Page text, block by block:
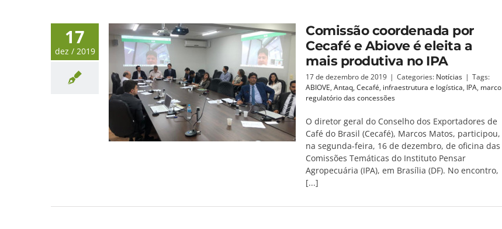
17
dez / 2019
Comissão coordenada por
Cecafé e Abiove é eleita a
mais produtiva no IPA
17 de dezembro de 2019 | Categories: Notícias | Tags:
ABIOVE, Antaq, Cecafé, infraestrutura e logística, IPA, marco
regulatório das concessões
O diretor geral do Conselho dos Exportadores de
Café do Brasil (Cecafé), Marcos Matos, participou,
na segunda-feira, 16 de dezembro, de oficina das
Comissões Temáticas do Instituto Pensar
Agropecuária (IPA), em Brasília (DF). No encontro,
[...]